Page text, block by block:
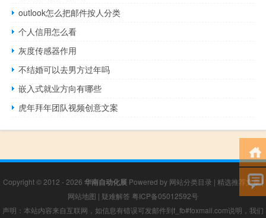
outlook怎么把邮件按人分类
个人信用怎么看
灰度传感器作用
不结婚可以去男方过年吗
嵌入式就业方向有哪些
虎年拜年团队视频创意文案
Copyright © 2012 - 2026 华南自动化展Powered by 网站分类目录 | 精选推荐文章|
网站地图 | 疑难解答 粤ICP备05012592号
声明：本站内容来自互联网，如信息有错误可发邮件到f_fb#foxmail.com说明，我们